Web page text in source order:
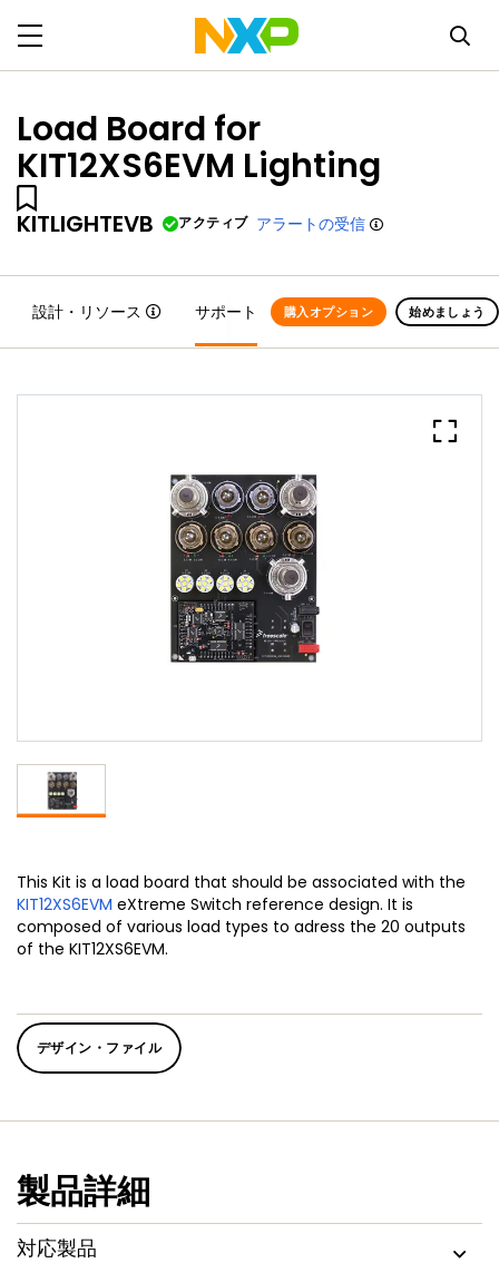
Load Board for
KIT12XS6EVM Lighting
KITLIGHTEVB アクティブ アラートの受信
設計・リソース サポート 購入オプション 始めましょう
This Kit is a load board that should be associated with the
KIT12XS6EVM eXtreme Switch reference design. It is
composed of various load types to adress the 20 outputs
of the KIT12XS6EVM.
デザイン・ファイル
製品詳細
対応製品